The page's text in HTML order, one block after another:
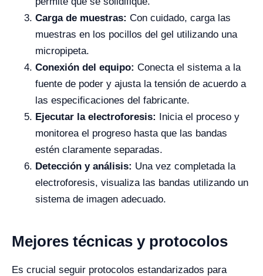
Carga de muestras: Con cuidado, carga las
muestras en los pocillos del gel utilizando una
micropipeta.
Conexión del equipo: Conecta el sistema a la
fuente de poder y ajusta la tensión de acuerdo a
las especificaciones del fabricante.
Ejecutar la electroforesis: Inicia el proceso y
monitorea el progreso hasta que las bandas
estén claramente separadas.
Detección y análisis: Una vez completada la
electroforesis, visualiza las bandas utilizando un
sistema de imagen adecuado.
Mejores técnicas y protocolos
Es crucial seguir protocolos estandarizados para